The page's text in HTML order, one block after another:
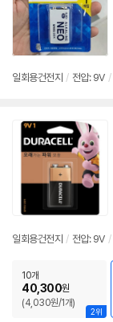
일회용건전지 / 전압: 9V /
일회용건전지 / 전압: 9V /
2위
10개
40,300원
(4,030원/1개)